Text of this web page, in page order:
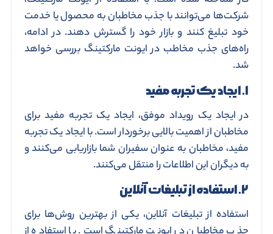
شرکت‌ها می‌توانند با جذب مخاطبان به محصول یا خدمت
خود تبلیغ کنند و بازار خود را گسترش دهند. در ادامه،
راه‌های جذب مخاطب در ایونت مارکتینگ بررسی خواهد
شد.
۱. ایجاد یک تجربه مفید
در ایجاد یک رویداد موفق، ایجاد یک تجربه مفید برای
مخاطبان از اهمیت بالایی برخوردار است. با ایجاد یک تجربه
مفید، مخاطبان به عنوان سفیران شما بازاریابی می‌کنند و
به دیگران این اطلاعات را منتقل می‌کنند.
۲. استفاده از تبلیغات آنلاین
استفاده از تبلیغات آنلاین، یکی از بهترین روش‌ها برای